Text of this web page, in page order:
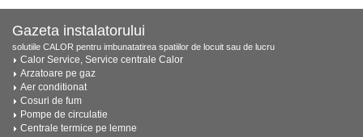
Gazeta instalatorului
solutiile CALOR pentru imbunatatirea spatiilor de locuit sau de lucru
Calor Service, Service centrale Calor
Arzatoare pe gaz
Aer conditionat
Cosuri de fum
Pompe de circulatie
Centrale termice pe lemne